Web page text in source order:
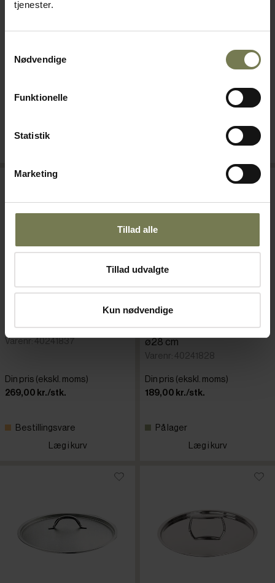
tjenester.
Nødvendige
Funktionelle
Statistik
Marketing
Tillad alle
Tillad udvalgte
Kun nødvendige
Cristel Castel'Pro låg, ø22
Varenr: 40141822
279,00 kr./stk.
På lager
Paderno Grand Gourmet låg,
Grand Gourmet låg, ø36 cm
Varenr: 40241837
Din pris (ekskl. moms)
269,00 kr./stk.
Bestillingsvare
Læg i kurv
Paderno Grand Gourmet låg,
ø28 cm
Varenr: 40241828
Din pris (ekskl. moms)
189,00 kr./stk.
På lager
Læg i kurv